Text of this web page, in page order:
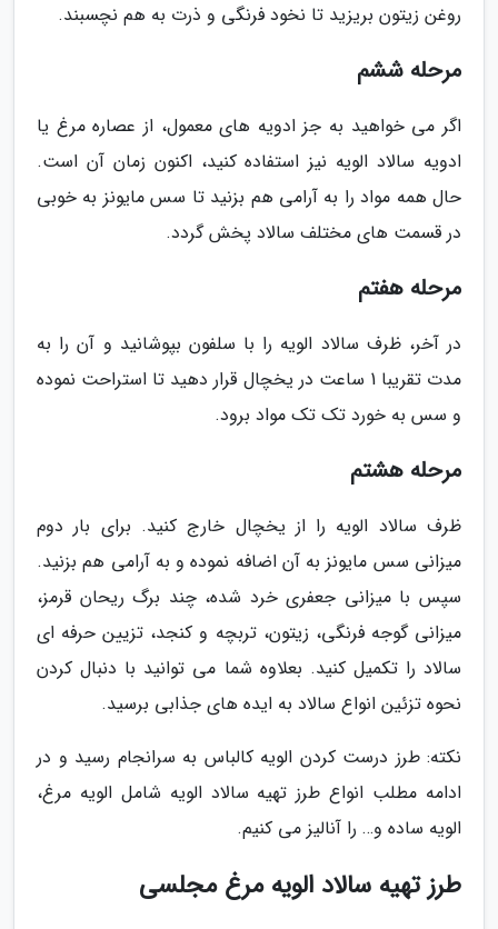
روغن زیتون بریزید تا نخود فرنگی و ذرت به هم نچسبند.
مرحله ششم
اگر می خواهید به جز ادویه های معمول، از عصاره مرغ یا
ادویه سالاد الویه نیز استفاده کنید، اکنون زمان آن است.
حال همه مواد را به آرامی هم بزنید تا سس مایونز به خوبی
در قسمت های مختلف سالاد پخش گردد.
مرحله هفتم
در آخر، ظرف سالاد الویه را با سلفون بپوشانید و آن را به
مدت تقریبا 1 ساعت در یخچال قرار دهید تا استراحت نموده
و سس به خورد تک تک مواد برود.
مرحله هشتم
ظرف سالاد الویه را از یخچال خارج کنید. برای بار دوم
میزانی سس مایونز به آن اضافه نموده و به آرامی هم بزنید.
سپس با میزانی جعفری خرد شده، چند برگ ریحان قرمز،
میزانی گوجه فرنگی، زیتون، تربچه و کنجد، تزیین حرفه ای
سالاد را تکمیل کنید. بعلاوه شما می توانید با دنبال کردن
نحوه تزئین انواع سالاد به ایده های جذابی برسید.
نکته: طرز درست کردن الویه کالباس به سرانجام رسید و در
ادامه مطلب انواع طرز تهیه سالاد الویه شامل الویه مرغ،
الویه ساده و… را آنالیز می کنیم.
طرز تهیه سالاد الویه مرغ مجلسی